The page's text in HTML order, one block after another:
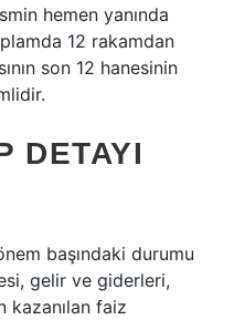
hemen yanında
12 rakamdan
son 12 hanesinin
DETAYI
başındaki durumu
gelir ve giderleri,
kazanılan faiz